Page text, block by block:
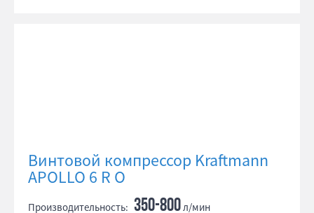
Винтовой компрессор Kraftmann
APOLLO 6 R O
Производительность: 350-800л/мин